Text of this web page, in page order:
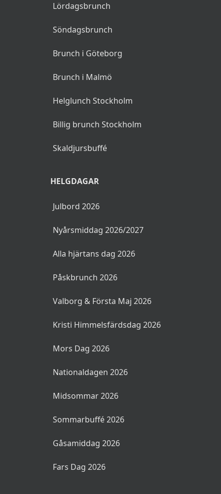
Lördagsbrunch
Söndagsbrunch
Brunch i Göteborg
Brunch i Malmö
Helglunch Stockholm
Billig brunch Stockholm
Skaldjursbuffé
HELGDAGAR
Julbord 2026
Nyårsmiddag 2026/2027
Alla hjärtans dag 2026
Påskbrunch 2026
Valborg & Första Maj 2026
Kristi Himmelsfärdsdag 2026
Mors Dag 2026
Nationaldagen 2026
Midsommar 2026
Sommarbuffé 2026
Gåsamiddag 2026
Fars Dag 2026